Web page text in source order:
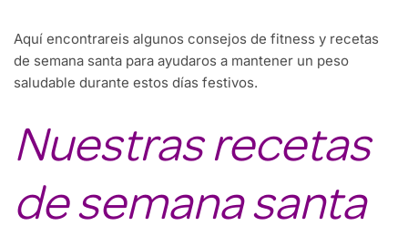
Aquí encontrareis algunos consejos de fitness y recetas
de semana santa para ayudaros a mantener un peso
saludable durante estos días festivos.
Nuestras recetas
de semana santa